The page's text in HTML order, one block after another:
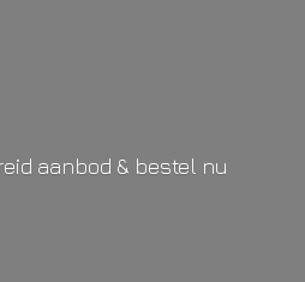
aanbod & bestel nu